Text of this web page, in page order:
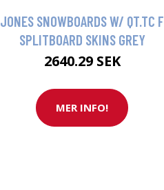
JONES SNOWBOARDS W/ QT.TC F
SPLITBOARD SKINS GREY
2640.29 SEK
MER INFO!